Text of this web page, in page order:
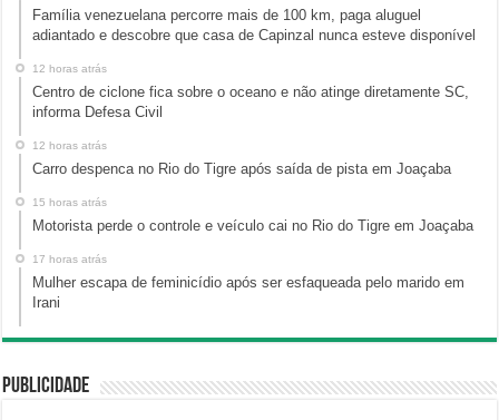
Família venezuelana percorre mais de 100 km, paga aluguel
adiantado e descobre que casa de Capinzal nunca esteve disponível
12 horas atrás
Centro de ciclone fica sobre o oceano e não atinge diretamente SC,
informa Defesa Civil
12 horas atrás
Carro despenca no Rio do Tigre após saída de pista em Joaçaba
15 horas atrás
Motorista perde o controle e veículo cai no Rio do Tigre em Joaçaba
17 horas atrás
Mulher escapa de feminicídio após ser esfaqueada pelo marido em
Irani
Publicidade